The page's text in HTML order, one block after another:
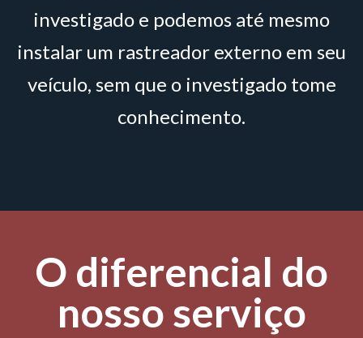
investigado e podemos até mesmo
instalar um rastreador externo em seu
veículo, sem que o investigado tome
conhecimento.
O diferencial do
nosso serviço